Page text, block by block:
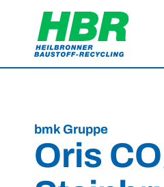
bmk Gruppe
Oris